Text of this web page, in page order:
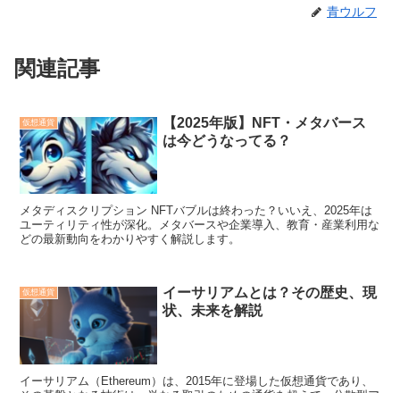
青ウルフ
関連記事
仮想通貨
【2025年版】NFT・メタバース
は今どうなってる？
メタディスクリプション NFTバブルは終わった？いいえ、2025年は
ユーティリティ性が深化。メタバースや企業導入、教育・産業利用な
どの最新動向をわかりやすく解説します。
仮想通貨
イーサリアムとは？その歴史、現
状、未来を解説
イーサリアム（Ethereum）は、2015年に登場した仮想通貨であり、